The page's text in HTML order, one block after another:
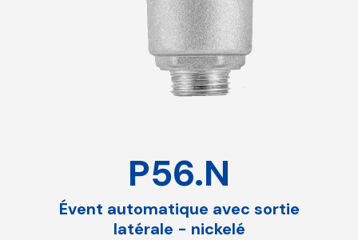
P56.N
Évent automatique avec sortie
latérale - nickelé